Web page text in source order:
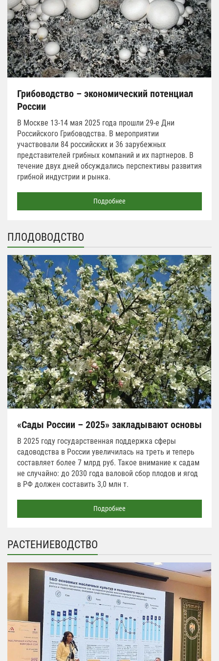
Грибоводство – экономический потенциал
России
В Москве 13-14 мая 2025 года прошли 29-е Дни
Российского Грибоводства. В мероприятии
участвовали 84 российских и 36 зарубежных
представителей грибных компаний и их партнеров. В
течение двух дней обсуждались перспективы развития
грибной индустрии и рынка.
Подробнее
ПЛОДОВОДСТВО
«Сады России – 2025» закладывают основы
В 2025 году государственная поддержка сферы
садоводства в России увеличилась на треть и теперь
составляет более 7 млрд руб. Такое внимание к садам
не случайно: до 2030 года валовой сбор плодов и ягод
в РФ должен составить 3,0 млн т.
Подробнее
РАСТЕНИЕВОДСТВО